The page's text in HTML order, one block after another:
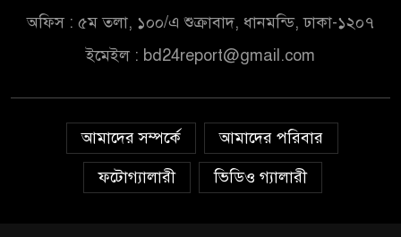
অফিস : ৫ম তলা, ১০০/এ শুক্রাবাদ, ধানমন্ডি, ঢাকা-১২০৭
ইমেইল : bd24report@gmail.com
আমাদের সম্পর্কে
আমাদের পরিবার
ফটোগ্যালারী
ভিডিও গ্যালারী